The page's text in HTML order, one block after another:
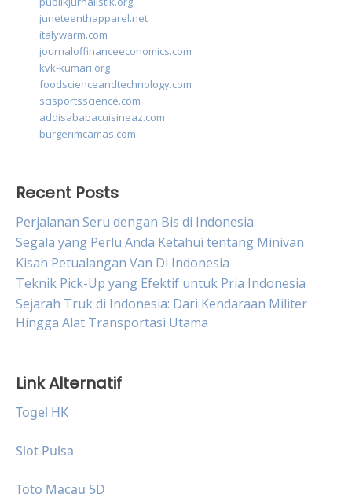
juneteenthapparel.net
italywarm.com
journaloffinanceeconomics.com
kvk-kumari.org
foodscienceandtechnology.com
scisportsscience.com
addisababacuisineaz.com
burgerimcamas.com
Recent Posts
Perjalanan Seru dengan Bis di Indonesia
Segala yang Perlu Anda Ketahui tentang Minivan
Kisah Petualangan Van Di Indonesia
Teknik Pick-Up yang Efektif untuk Pria Indonesia
Sejarah Truk di Indonesia: Dari Kendaraan Militer
Hingga Alat Transportasi Utama
Link Alternatif
Togel HK
Slot Pulsa
Toto Macau 5D